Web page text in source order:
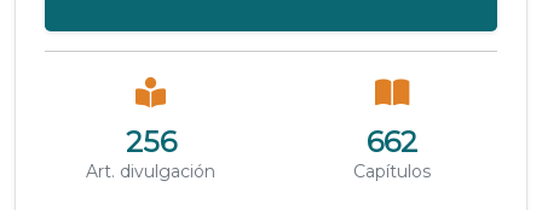
256
Art. divulgación
662
Capítulos